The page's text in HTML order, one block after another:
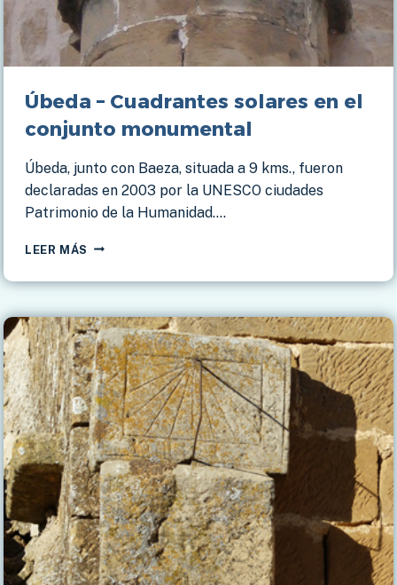
Úbeda – Cuadrantes solares en el
conjunto monumental
Úbeda, junto con Baeza, situada a 9 kms., fueron
declaradas en 2003 por la UNESCO ciudades
Patrimonio de la Humanidad….
LEER MÁS ÚBEDA
CUADRANTES
EN
EL
CONJUNTO
MONUMENTAL